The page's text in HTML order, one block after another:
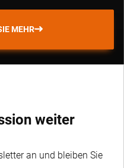
MEHR
weiter
an und bleiben Sie